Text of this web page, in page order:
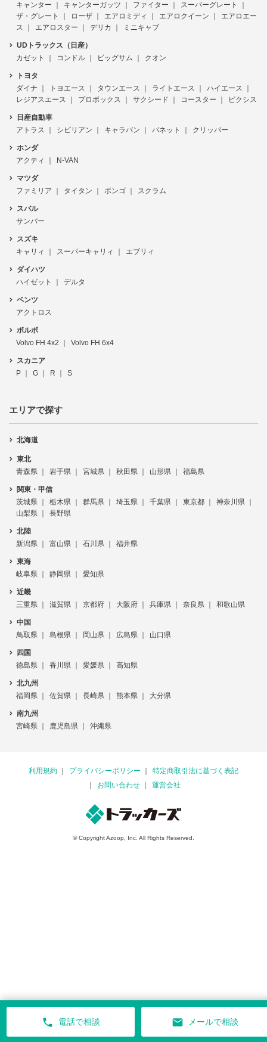
phone 電話で相談 mail メールで相談
キャンター
キャンターガッツ ファイター
スーパーグレート
ザ・グレート
ローザ エアロミディ エアロクイーン
エアロエー
ス
エアロスター デリカ ミニキャブ
UDトラックス（日産）
カゼット
コンドル ビッグサム クオン
トヨタ
ダイナ
トヨエース タウンエース ライトエース
ハイエース
レジアスエース
プロボックス サクシード コースター ピクシス
日産自動車
アトラス
シビリアン キャラバン バネット クリッパー
ホンダ
アクティ
N-VAN
マツダ
ファミリア
タイタン ボンゴ スクラム
スバル
サンバー
スズキ
キャリィ
スーパーキャリィ エブリィ
ダイハツ
ハイゼット
デルタ
ベンツ
アクトロス
ボルボ
Volvo FH 4x2
Volvo FH 6x4
スカニア
P
G R S
エリアで探す
北海道
東北
青森県
岩手県 宮城県 秋田県 山形県 福島県
関東・甲信
茨城県
栃木県 群馬県 埼玉県 千葉県 東京都
神奈川県
山梨県
長野県
北陸
新潟県
富山県 石川県 福井県
東海
岐阜県
静岡県 愛知県
近畿
三重県
滋賀県 京都府 大阪府 兵庫県 奈良県 和歌山県
中国
鳥取県
島根県 岡山県 広島県 山口県
四国
徳島県
香川県 愛媛県 高知県
北九州
福岡県
佐賀県 長崎県 熊本県 大分県
南九州
宮崎県
鹿児島県 沖縄県
利用規約 プライバシーポリシー
特定商取引法に基づく表記
お問い合わせ
運営会社
© Copyright Azoop, Inc. All Rights Reserved.